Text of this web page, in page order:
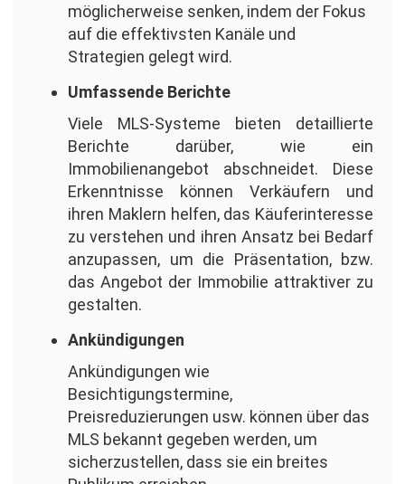
möglicherweise senken, indem der Fokus
auf die effektivsten Kanäle und
Strategien gelegt wird.
Umfassende Berichte
Viele MLS-Systeme bieten detaillierte
Berichte darüber, wie ein
Immobilienangebot abschneidet. Diese
Erkenntnisse können Verkäufern und
ihren Maklern helfen, das Käuferinteresse
zu verstehen und ihren Ansatz bei Bedarf
anzupassen, um die Präsentation, bzw.
das Angebot der Immobilie attraktiver zu
gestalten.
Ankündigungen
Ankündigungen wie
Besichtigungstermine,
Preisreduzierungen usw. können über das
MLS bekannt gegeben werden, um
sicherzustellen, dass sie ein breites